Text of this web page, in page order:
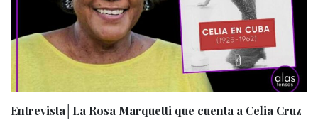
Entrevista│La Rosa Marquetti que cuenta a Celia Cruz